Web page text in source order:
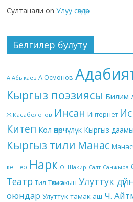
Султанали onУлуу сөздөр
Белгилер булуту
А.Абыкаев А.Осмонов
Кыргыз поэзиясы Билим
Ж.Касаболотов Инсан Интернет
Китеп Кол өнөрчүлүк Кыргыз даамы
Кыргыз тили Манас
кептер Нарк О. Шакир Салт Санжыра
Театр Тил Төкмө акын Улуттук
оюндар Улуттук тамак-аш Ч.